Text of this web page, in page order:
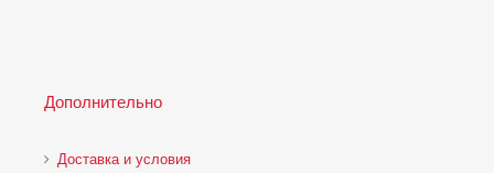
Дополнительно
Доставка и условия